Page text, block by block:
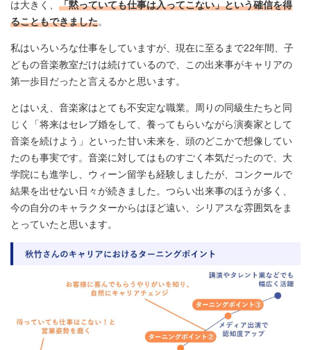
は大きく、 「黙っていても仕事は入ってこない」という確信を得
ることもできました。
私はいろいろな仕事をしていますが、現在に至るまで22年間、子
どもの音楽教室だけは続けているので、この出来事がキャリアの
第一歩目だったと言えるかと思います。
とはいえ、音楽家はとても不安定な職業。周りの同級生たちと同
じく「将来はセレブ婚をして、養ってもらいながら演奏家として
音楽を続けよう」といった甘い未来を、頭のどこかで想像してい
たのも事実です。音楽に対してはものすごく本気だったので、大
学院にも進学し、ウィーン留学も経験しましたが、コンクールで
結果を出せない日々が続きました。つらい出来事のほうが多く、
今の自分のキャラクターからはほど遠い、シリアスな雰囲気をま
とっていたと思います。